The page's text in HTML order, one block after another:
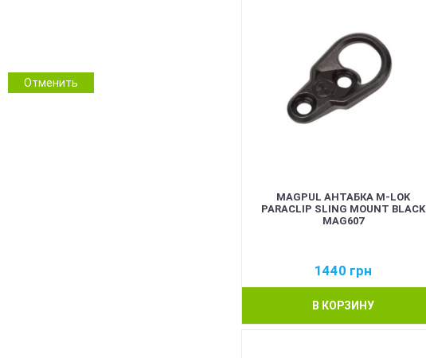
Зимовий камуфляж
Камуфляж
Отменить
MAGPUL АНТАБКА M-LOK
PARACLIP SLING MOUNT BLACK
MAG607
1440 грн
В КОРЗИНУ